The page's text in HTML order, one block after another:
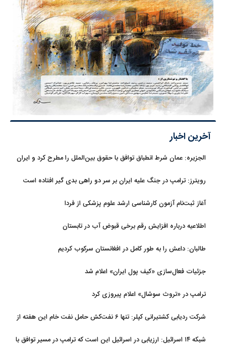
آخرین اخبار
الجزیره: عمان شرط انطباق توافق با حقوق بین‌الملل را مطرح کرد و ایران
رویترز: ترامپ در جنگ علیه ایران بر سر دو راهی بدی گیر افتاده است
آغاز ثبت‌نام‌ آزمون کارشناسی ارشد علوم پزشکی از فردا
اطلاعیه درباره افزایش رقم برخی قبوض آب در تابستان
طالبان: داعش را به طور کامل در افغانستان سرکوب کردیم
جزئیات فعال‌سازی «کیف پول ایران» اعلام شد
ترامپ در «تروث سوشال» اعلام پیروزی کرد
شرکت ردیابی کشتیرانی کپلر: تنها ۶ نفت‌کش حامل نفت خام این هفته از
شبکه ۱۴ اسرائیل: ارزیابی در اسرائیل این است که ترامپ در مسیر توافق با